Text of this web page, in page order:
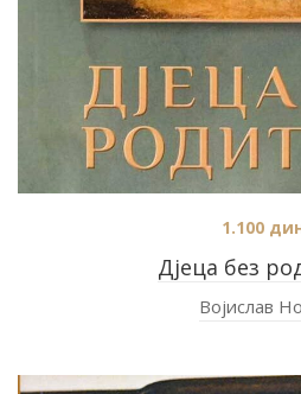
Дјеца без
1.100
Војислав